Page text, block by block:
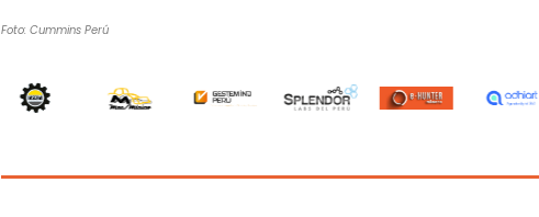
Foto: Cummins Perú